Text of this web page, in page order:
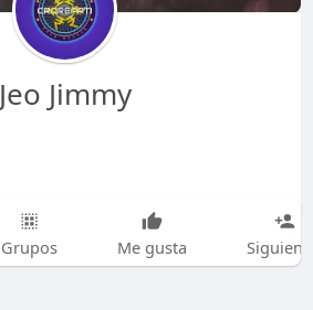
Jeo Jimmy
Grupos Me gusta